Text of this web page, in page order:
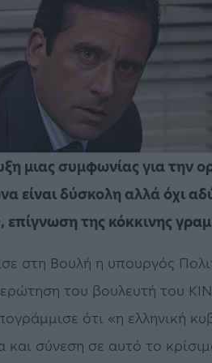
μιας συμφωνίας για την
είναι δύσκολη αλλά όχι
επίγνωση της κόκκινης
στη Βουλή η υπουργός
ερώτηση του βουλευτή του
ότι «η ελληνική
και σύνεση σε αυτό το